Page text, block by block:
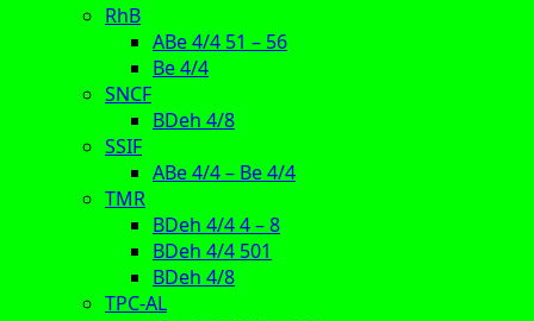
RhB
ABe 4/4 51 – 56
Be 4/4
SNCF
BDeh 4/8
SSIF
ABe 4/4 – Be 4/4
TMR
BDeh 4/4 4 – 8
BDeh 4/4 501
BDeh 4/8
TPC-AL